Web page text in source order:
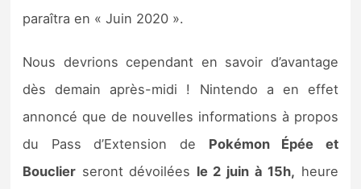
Précommandes jeux Switch 2
Sorties de jeux
Bons plans
Guides
paraîtra en « Juin 2020 ».
Nous devrions cependant en savoir d’avantage
dès demain après-midi ! Nintendo a en effet
annoncé que de nouvelles informations à propos
du Pass d’Extension de Pokémon Épée et
Bouclier seront dévoilées le 2 juin à 15h, heure